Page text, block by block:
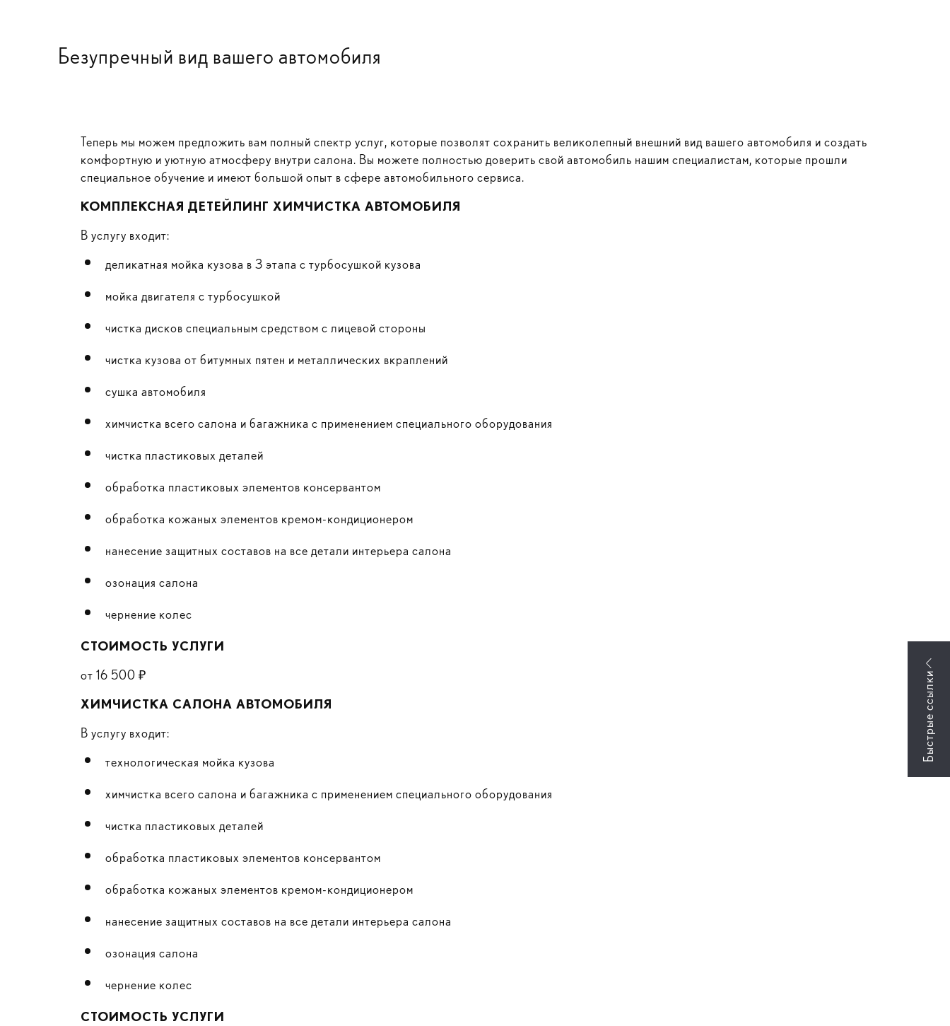
Безупречный вид вашего автомобиля
Теперь мы можем предложить вам полный спектр услуг, которые позволят сохранить великолепный внешний вид вашего автомобиля и создать
комфортную и уютную атмосферу внутри салона. Вы можете полностью доверить свой автомобиль нашим специалистам, которые прошли
специальное обучение и имеют большой опыт в сфере автомобильного сервиса.
КОМПЛЕКСНАЯ ДЕТЕЙЛИНГ ХИМЧИСТКА АВТОМОБИЛЯ
В услугу входит:
деликатная мойка кузова в 3 этапа с турбосушкой кузова
мойка двигателя с турбосушкой
чистка дисков специальным средством с лицевой стороны
чистка кузова от битумных пятен и металлических вкраплений
сушка автомобиля
химчистка всего салона и багажника с применением специального оборудования
чистка пластиковых деталей
обработка пластиковых элементов консервантом
обработка кожаных элементов кремом-кондиционером
нанесение защитных составов на все детали интерьера салона
озонация салона
чернение колес
СТОИМОСТЬ УСЛУГИ
от 16 500 ₽
ХИМЧИСТКА САЛОНА АВТОМОБИЛЯ
В услугу входит:
технологическая мойка кузова
химчистка всего салона и багажника с применением специального оборудования
чистка пластиковых деталей
обработка пластиковых элементов консервантом
обработка кожаных элементов кремом-кондиционером
нанесение защитных составов на все детали интерьера салона
озонация салона
чернение колес
СТОИМОСТЬ УСЛУГИ